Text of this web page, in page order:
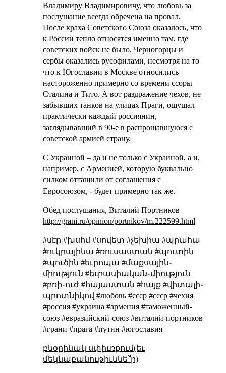
Владимиру Владимировичу, что любовь за
послушание всегда обречена на провал.
После краха Советского Союза оказалось, что
к России тепло относятся именно там, где
советских войск не было. Черногорцы и
сербы оказались русофилами, несмотря на то
что к Югославии в Москве относились
настороженно примерно со времени ссоры
Сталина и Тито. А вот раздражение чехов, не
забывших танков на улицах Праги, ощущал
практически каждый россиянин,
заглядывавший в 90-е в распрощавшуюся с
советской армией страну.
С Украиной – да и не только с Украиной, а и,
например, с Арменией, которую буквально
силком оттащили от соглашения с
Евросоюзом, - будет примерно так же.
Обед послушания, Виталий Портников
http://grani.ru/opinion/portnikov/m.222599.html
#սէր #խսհմ #սովետ #չեխիա #պրահա
#ուկրայինա #ռուսաստան #պուտին
#պուծին #եւրոպա #մաքսային֊
միություն #եւրասիական֊միություն
#բռի֊ուժ #հայաստան #հայք #վիտալի֊
պրոտնիկով #любовь #cccp #ссср #чехия
#россия #украина #армения #таможенный-
союз #евразийский-союз #виталий-портников
#грани #прага #путин #югославия
բնօրինակ սփիւռքում(եւ
մեկնաբանութիւննե՞ր)